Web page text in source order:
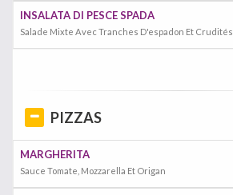
INSALATA DI PESCE SPADA
Salade Mixte Avec Tranches D'espadon Et Crudités
PIZZAS
MARGHERITA
Sauce Tomate, Mozzarella Et Origan